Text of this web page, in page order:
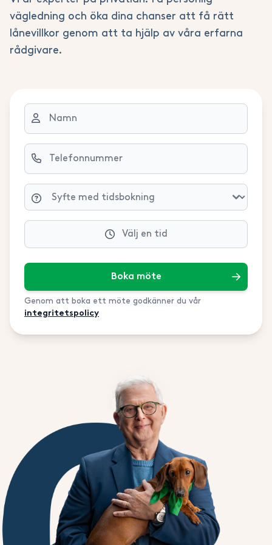
kommer den inte betalas ut, utan istället
finnas kvar på ditt skattekonto.
vägledning och öka dina chanser att få rätt
lånevillkor genom att ta hjälp av våra erfarna
rådgivare.
Välj en tid
Boka möte
Genom att boka ett möte godkänner du vår
integritetspolicy